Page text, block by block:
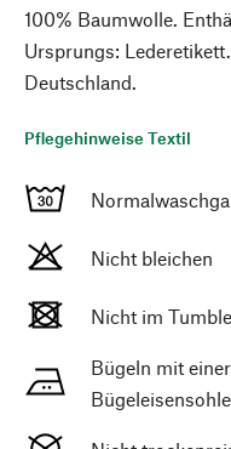
100% Baumwolle.
Ursprungs:
Deutschland.
Pflegehinweise Textil
Nicht bleichen
Nicht im
Bügeln mit